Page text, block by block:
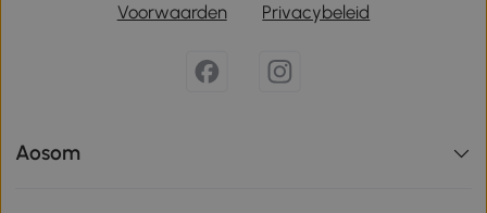
Voorwaarden Privacybeleid
Aosom